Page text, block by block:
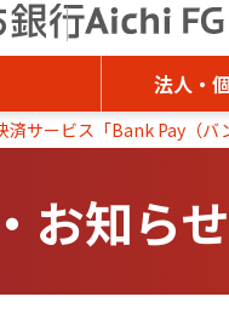
法人・
済サービス「Bank Pay（
お知らせ